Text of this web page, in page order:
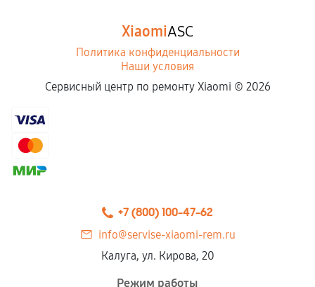
XiaomiASC
Политика конфиденциальности
Наши условия
Сервисный центр по ремонту Xiaomi © 2026
+7 (800) 100-47-62
info@servise-xiaomi-rem.ru
Калуга, ул. Кирова, 20
Режим работы